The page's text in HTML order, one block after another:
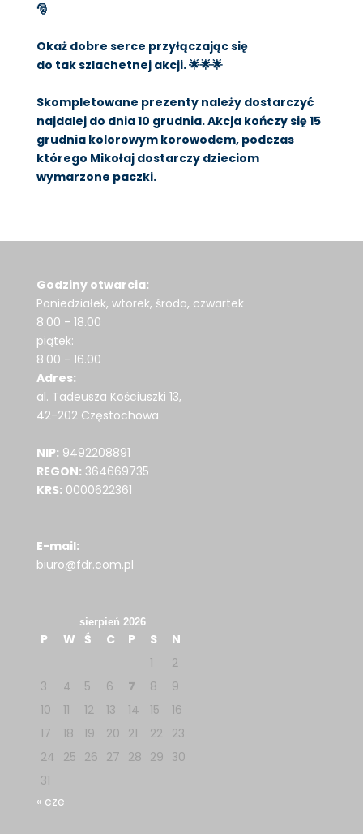
🎅
Okaż dobre serce przyłączając się
do tak szlachetnej akcji.🌟🌟🌟
Skompletowane prezenty należy dostarczyć
najdalej do dnia 10 grudnia. Akcja kończy się 15
grudnia kolorowym korowodem, podczas
którego Mikołaj dostarczy dzieciom
wymarzone paczki.
Godziny otwarcia:
Poniedziałek, wtorek, środa, czwartek
8.00 - 18.00
piątek:
8.00 - 16.00
Adres:
al. Tadeusza Kościuszki 13,
42-202 Częstochowa
NIP: 9492208891
REGON: 364669735
KRS: 0000622361
E-mail:
biuro@fdr.com.pl
sierpień 2026
P W Ś C P S
N
1
2
3
4 5 6 7 8
9
10
11 12 13 14 15
16
17
18 19 20 21 22
23
24 25 26 27 28 29 30
31
« cze